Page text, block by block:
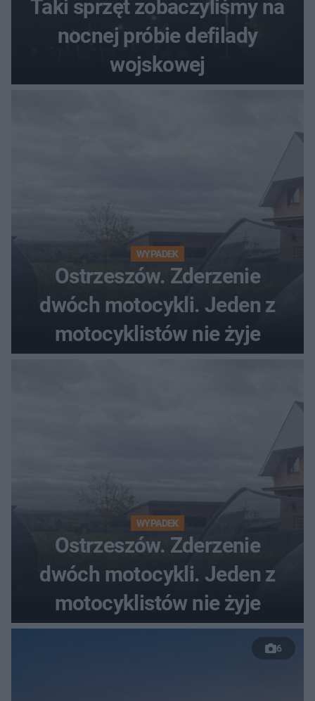
Taki sprzęt zobaczyliśmy na
nocnej próbie defilady
wojskowej
WYPADEK
Ostrzeszów. Zderzenie
dwóch motocykli. Jeden z
motocyklistów nie żyje
WYPADEK
Ostrzeszów. Zderzenie
dwóch motocykli. Jeden z
motocyklistów nie żyje
6